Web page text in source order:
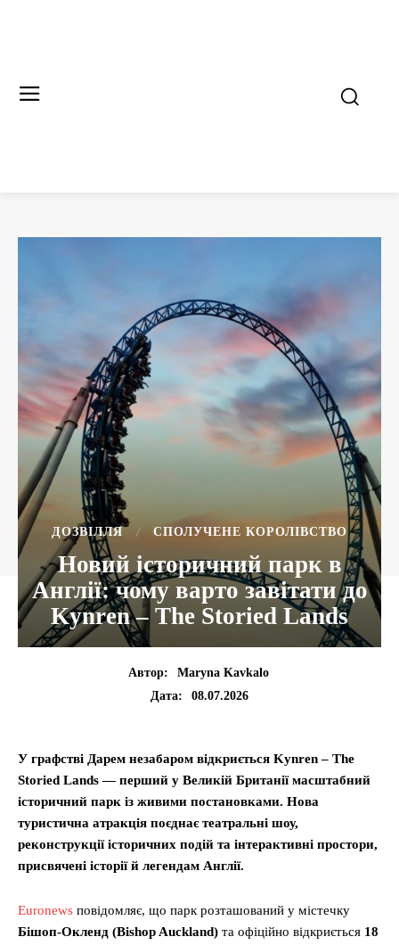
ДОЗВІЛЛЯ СПОЛУЧЕНЕ КОРОЛІВСТВО
Новий історичний парк в
Англії: чому варто завітати до
Kynren – The Storied Lands
Автор:
Maryna Kavkalo
Дата:
08.07.2026
У графстві Дарем незабаром відкриється Kynren – The
Storied Lands — перший у Великій Британії масштабний
історичний парк із живими постановками. Нова
туристична атракція поєднає театральні шоу,
реконструкції історичних подій та інтерактивні простори,
присвячені історії й легендам Англії.
Euronews повідомляє, що парк розташований у містечку
Бішоп-Окленд (Bishop Auckland) та офіційно відкриється 18